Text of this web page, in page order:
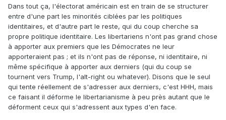
Dans tout ça, l'électorat américain est en train de se structurer
entre d'une part les minorités ciblées par les politiques
identitaires, et d'autre part le reste, qui du coup cherche sa
propre politique identitaire. Les libertariens n'ont pas grand chose
à apporter aux premiers que les Démocrates ne leur
apporteraient pas ; et ils n'ont pas de réponse, ni identitaire, ni
même spécifique à apporter aux derniers (qui du coup se
tournent vers Trump, l'alt-right ou whatever). Disons que le seul
qui tente réellement de s'adresser aux derniers, c'est HHH, mais
ce faisant il déforme le libertarianisme à peu près autant que le
déforment ceux qui s'adressent aux types d'en face.